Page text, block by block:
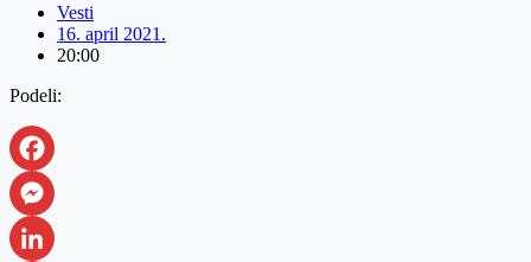
Vesti
16. april 2021.
20:00
Podeli:
Facebook
Messenger